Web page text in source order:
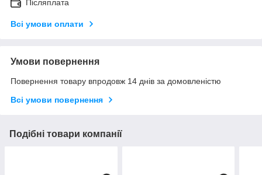
Післяплата
Всі умови оплати
Умови повернення
Повернення товару впродовж 14 днів за домовленістю
Всі умови повернення
Подібні товари компанії